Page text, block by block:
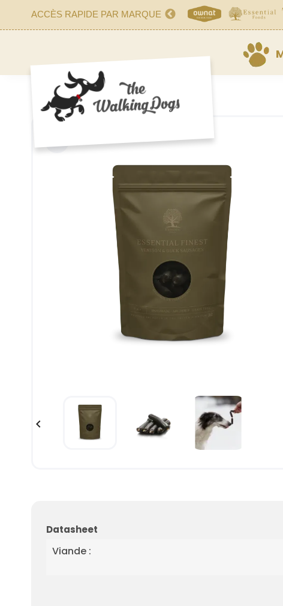
ACCÈS RAPIDE PAR MARQUE

Datasheet
Viande :